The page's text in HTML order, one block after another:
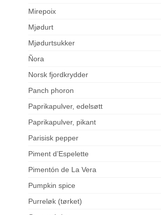
Mirepoix
Mjødurt
Mjødurtsukker
Ñora
Norsk fjordkrydder
Panch phoron
Paprikapulver, edelsøtt
Paprikapulver, pikant
Parisisk pepper
Piment d’Espelette
Pimentón de La Vera
Pumpkin spice
Purreløk (tørket)